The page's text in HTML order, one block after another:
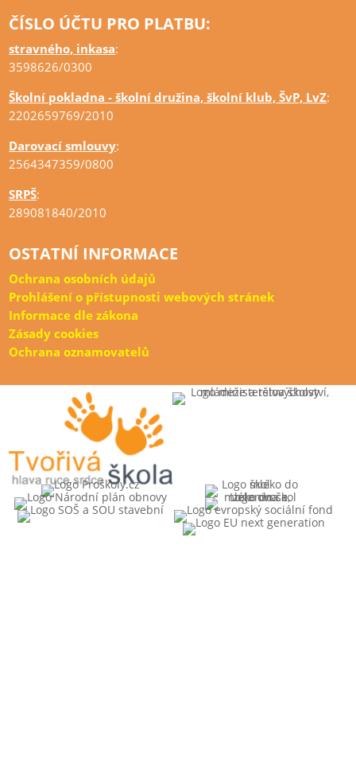
ČÍSLO ÚČTU PRO PLATBU:
stravného, inkasa:
3598626/0300
Školní pokladna - školní družina, školní klub, ŠvP, LvZ:
2202659769/2010
Darovací smlouvy:
2564347359/0800
SRPŠ:
289081840/2010
OSTATNÍ INFORMACE
Ochrana osobních údajů
Prohlášení o přístupnosti webových stránek
Informace dle zákona
Zásady cookies
Ochrana oznamovatelů